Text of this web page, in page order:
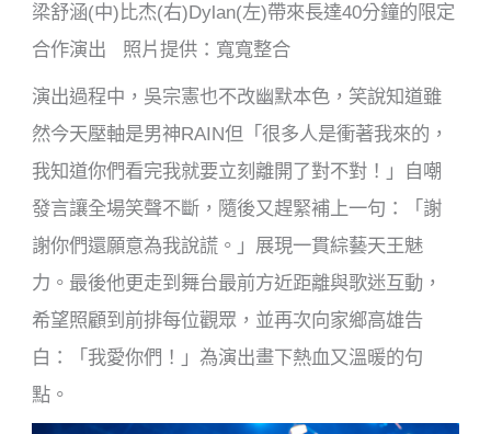
梁舒涵(中)比杰(右)Dylan(左)帶來長達40分鐘的限定
合作演出 照片提供：寬寬整合
演出過程中，吳宗憲也不改幽默本色，笑說知道雖
然今天壓軸是男神RAIN但「很多人是衝著我來的，
我知道你們看完我就要立刻離開了對不對！」自嘲
發言讓全場笑聲不斷，隨後又趕緊補上一句：「謝
謝你們還願意為我說謊。」展現一貫綜藝天王魅
力。最後他更走到舞台最前方近距離與歌迷互動，
希望照顧到前排每位觀眾，並再次向家鄉高雄告
白：「我愛你們！」為演出畫下熱血又溫暖的句
點。